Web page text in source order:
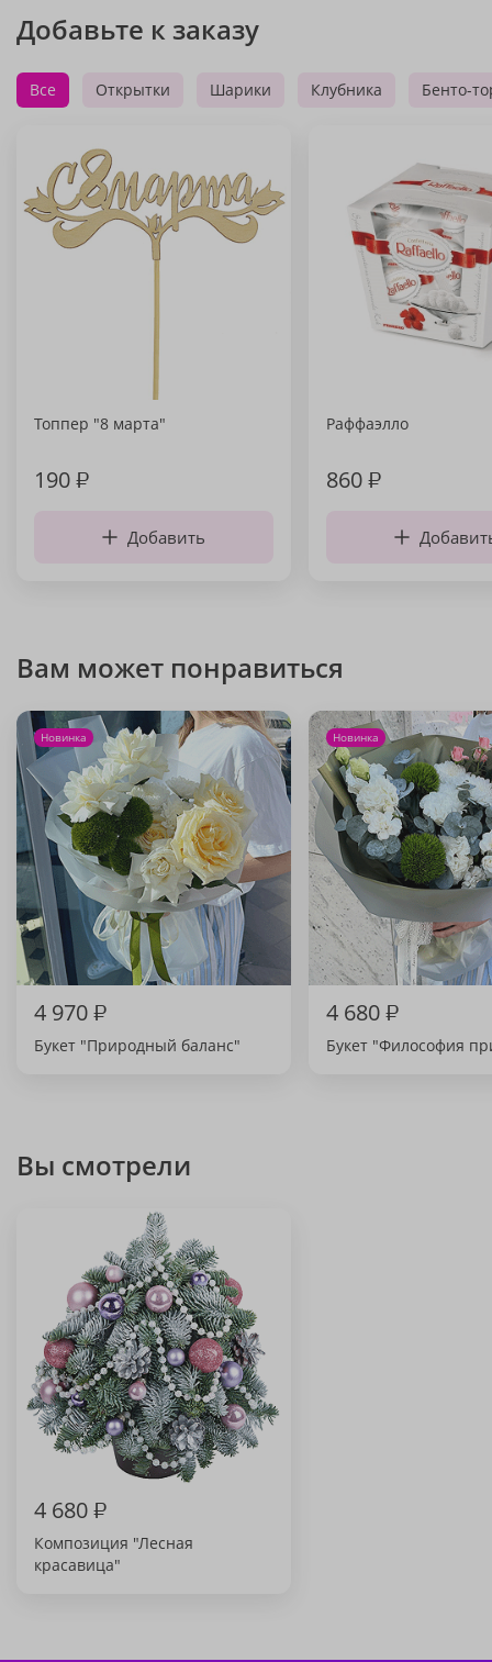
Добавьте к заказу
Все Открытки Шарики Клубника Бенто-
Топпер "8 марта"
190₽
Добавить
Раффаэлло
860₽
Вам может понравиться
Новинка
4 970₽
Букет "Природный баланс"
Новинка
4 680₽
Букет "Философия
Вы смотрели
4 680₽
Композиция "Лесная
красавица"